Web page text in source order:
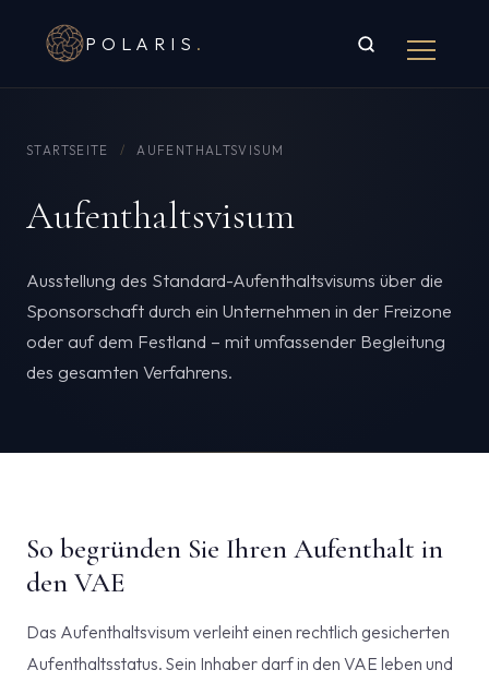
POLARIS .
STARTSEITE / AUFENTHALTSVISUM
Aufenthaltsvisum
Ausstellung des Standard-Aufenthaltsvisums über die
Sponsorschaft durch ein Unternehmen in der Freizone
oder auf dem Festland – mit umfassender Begleitung
des gesamten Verfahrens.
So begründen Sie Ihren Aufenthalt in
den VAE
Das Aufenthaltsvisum verleiht einen rechtlich gesicherten
Aufenthaltsstatus. Sein Inhaber darf in den VAE leben und